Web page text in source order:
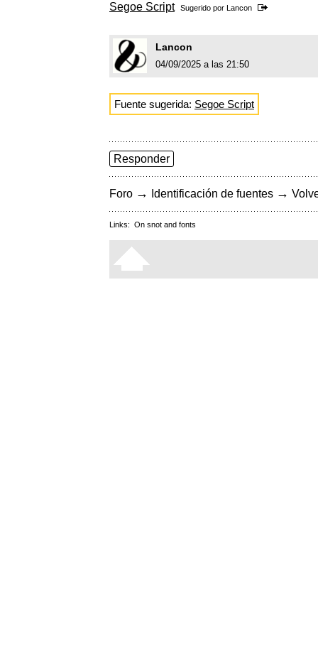
Segoe Script Sugerido por Lancon
Lancon
04/09/2025 a las 21:50
Fuente sugerida: Segoe Script
Responder
Foro → Identificación de fuentes →
Links: On snot and fonts